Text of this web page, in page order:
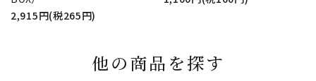
2,915円(税265円)
他の商品を探す